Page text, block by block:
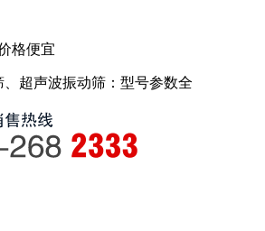
格便宜
、超声波振动筛：型号参数全